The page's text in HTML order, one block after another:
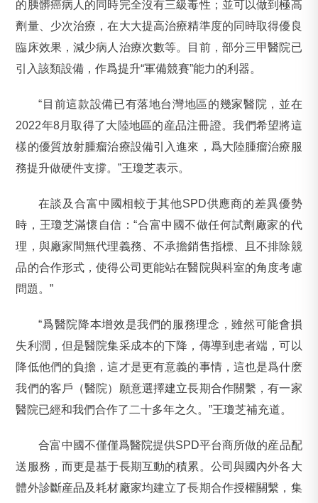
的胰髒癌病人的同時完全沒有三級毒性；並可以做到極高
劑量、少次治療，在大大提高治療精準度的同時取得優良
臨床效果，減少病人治療次數等。目前，部分三甲醫院已
引入該類設備，作爲提升“軍備競賽”能力的利器。
“目前這款設備已有落地台灣地區的幾家醫院，並在
2022年8月取得了大陸地區的産品注冊證。我們希望將這
樣的優質放射腫瘤治療設備引入進來，爲大陸腫瘤治療服
務提升做硬件支撐。”王瓊芝表示。
在談及合富中國相較于其他SPD供應商的差異優勢
時，王瓊芝滿懷自信：“合富中國不做任何試劑廠家的代
理，與廠家間無代理義務、不承擔銷售指標、且不排除競
品的合作形式，使得公司更能站在醫院與科室的角度考慮
問題。”
“爲醫院降本增效是我們的服務理念，雖然可能會損
失利潤，但是醫院集采成本的下降，傳導到患者端，可以
降低他們的負擔，這才是更有意義的事情，這也是爲什麽
我們的客戶（醫院）願意選擇建立長期合作關繫，有一家
醫院已經和我們合作了二十多年之久。”王瓊芝補充道。
合富中國不僅僅爲醫院提供SPD平台商所做的産品配
送服務，而更是基于長期互動的積累。公司與國內外各大
體外診斷産品及耗材廠家均建立了長期合作授權關繫，集